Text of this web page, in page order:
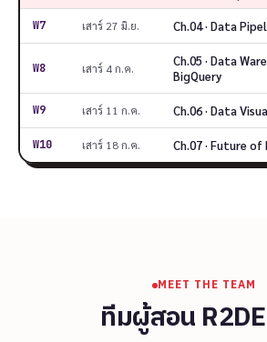
W7 เสาร์ 27 มิ.ย. Ch.04 · Data
W8 เสาร์ 4 ก.ค.
Ch.05 · Data
BigQuery
W9 เสาร์ 11 ก.ค. Ch.06 · Data
W10 เสาร์ 18 ก.ค. Ch.07 · Future
MEET THE TEAM
ทีมผู้สอน